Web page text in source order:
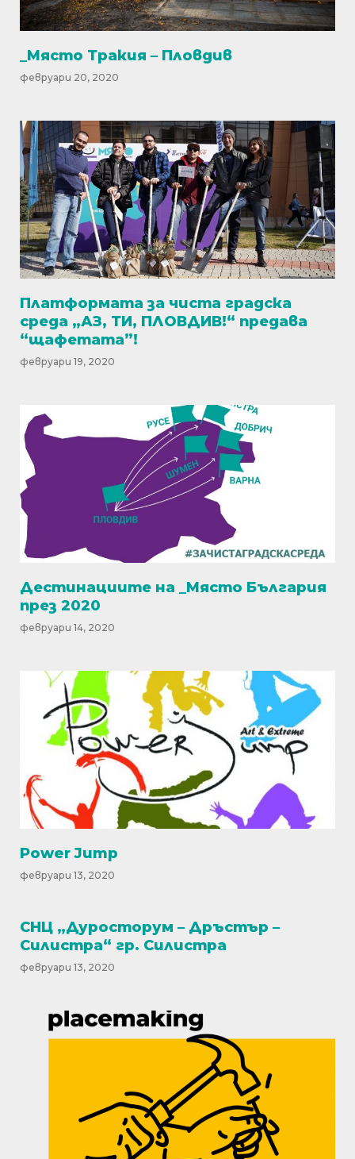
_Място Тракия – Пловдив
февруари 20, 2020
Платформата за чиста градска
среда „АЗ, ТИ, ПЛОВДИВ!“ предава
“щафетата”!
февруари 19, 2020
Дестинациите на _Място България
през 2020
февруари 14, 2020
Power Jump
февруари 13, 2020
СНЦ „Дуросторум – Дръстър –
Силистра“ гр. Силистра
февруари 13, 2020